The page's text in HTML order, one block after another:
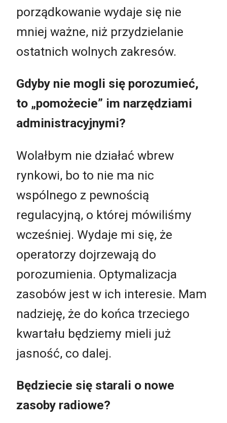
porządkowanie wydaje się nie
mniej ważne, niż przydzielanie
ostatnich wolnych zakresów.
Gdyby nie mogli się porozumieć,
to „pomożecie” im narzędziami
administracyjnymi?
Wolałbym nie działać wbrew
rynkowi, bo to nie ma nic
wspólnego z pewnością
regulacyjną, o której mówiliśmy
wcześniej. Wydaje mi się, że
operatorzy dojrzewają do
porozumienia. Optymalizacja
zasobów jest w ich interesie. Mam
nadzieję, że do końca trzeciego
kwartału będziemy mieli już
jasność, co dalej.
Będziecie się starali o nowe
zasoby radiowe?